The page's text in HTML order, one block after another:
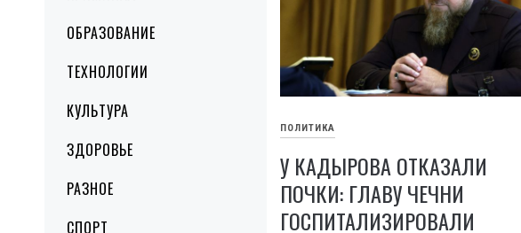
ОБРАЗОВАНИЕ
ТЕХНОЛОГИИ
КУЛЬТУРА
ЗДОРОВЬЕ
РАЗНОЕ
СПОРТ
ПОЛИТИКА
У КАДЫРОВА ОТКАЗАЛИ
ПОЧКИ: ГЛАВУ ЧЕЧНИ
ГОСПИТАЛИЗИРОВАЛИ